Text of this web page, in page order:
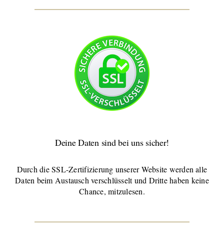
Deine Daten sind bei uns sicher!
Durch die SSL-Zertifizierung unserer Website werden alle
Daten beim Austausch verschlüsselt und Dritte haben keine
Chance, mitzulesen.